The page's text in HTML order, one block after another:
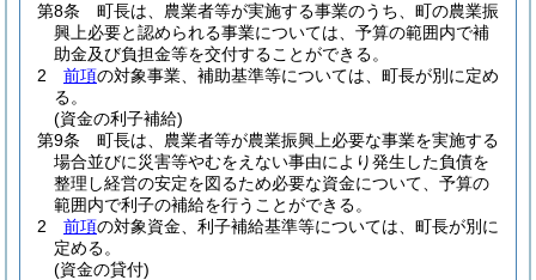
第8条
町長は、農業者等が実施する事業のうち、町の農業振
興上必要と認められる事業については、予算の範囲内で補
助金及び負担金等を交付することができる。
2
前項の対象事業、補助基準等については、町長が別に定め
る。
(資金の利子補給)
第9条
町長は、農業者等が農業振興上必要な事業を実施する
場合並びに災害等やむをえない事由により発生した負債を
整理し経営の安定を図るため必要な資金について、予算の
範囲内で利子の補給を行うことができる。
2
前項の対象資金、利子補給基準等については、町長が別に
定める。
(資金の貸付)